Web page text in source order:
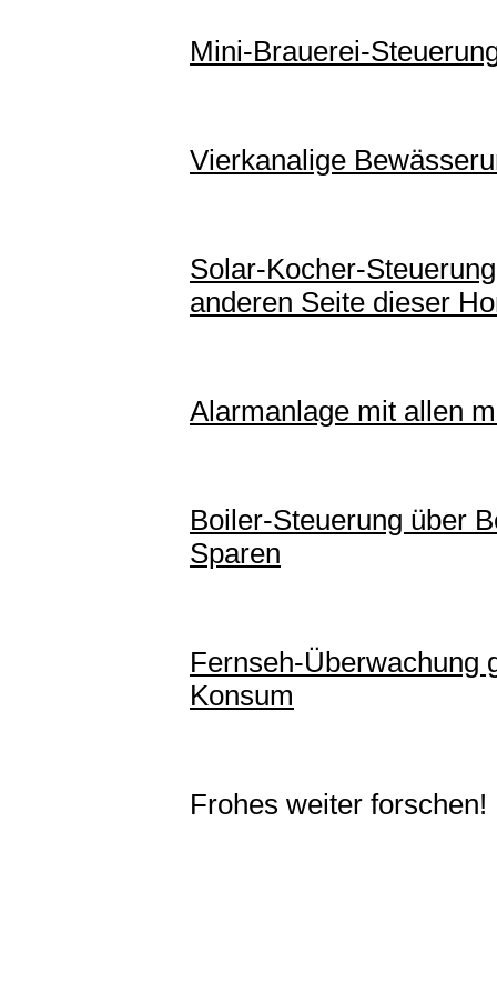
Mini-Brauerei-
Vierkanalige
Solar-Kocher-
anderen Seite dieser
Alarmanlage mit allen
Boiler-Steuerung über
Sparen
Fernseh-Überwachung
Konsum
Frohes weiter